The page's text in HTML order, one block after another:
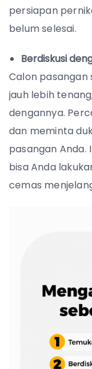
persiapan
belum selesai.
Berdiskusi
Calon pasangan
jauh lebih
dengannya.
dan meminta
pasangan Anda.
bisa Anda
cemas